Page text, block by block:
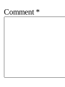
Comment *